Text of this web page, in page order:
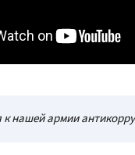
нашей армии